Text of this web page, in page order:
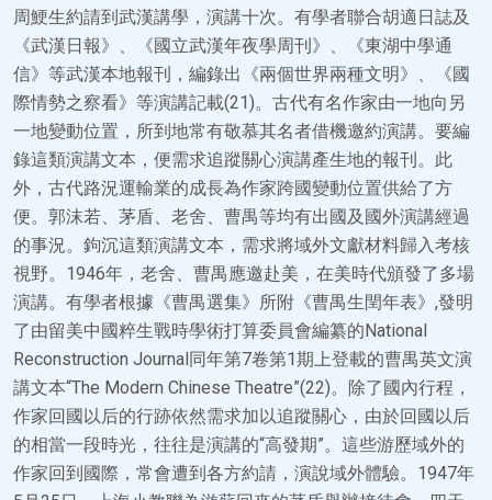
周鯁生約請到武漢講學，演講十次。有學者聯合胡適日誌及
《武漢日報》、《國立武漢年夜學周刊》、《東湖中學通
信》等武漢本地報刊，編錄出《兩個世界兩種文明》、《國
際情勢之察看》等演講記載(21)。古代有名作家由一地向另
一地變動位置，所到地常有敬慕其名者借機邀約演講。要編
錄這類演講文本，便需求追蹤關心演講產生地的報刊。此
外，古代路況運輸業的成長為作家跨國變動位置供給了方
便。郭沫若、茅盾、老舍、曹禺等均有出國及國外演講經過
的事況。鉤沉這類演講文本，需求將域外文獻材料歸入考核
視野。1946年，老舍、曹禺應邀赴美，在美時代頒發了多場
演講。有學者根據《曹禺選集》所附《曹禺生閏年表》,發明
了由留美中國粹生戰時學術打算委員會編纂的National
Reconstruction Journal同年第7卷第1期上登載的曹禺英文演
講文本“The Modern Chinese Theatre”(22)。除了國內行程，
作家回國以后的行跡依然需求加以追蹤關心，由於回國以后
的相當一段時光，往往是演講的“高發期”。這些游歷域外的
作家回到國際，常會遭到各方約請，演說域外體驗。1947年